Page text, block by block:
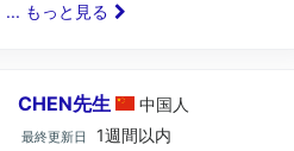
... もっと見る
CHEN先生 中国 人
最終更新日 1週間以内